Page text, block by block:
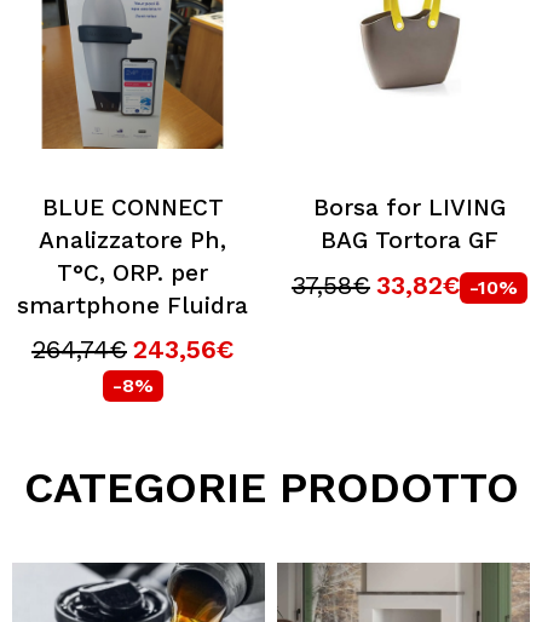
BLUE CONNECT
Analizzatore Ph,
T°C, ORP. per
smartphone Fluidra
264,74€ 243,56€
-8%
Borsa for LIVING
BAG Tortora GF
37,58€ 33,82€ -10%
CATEGORIE PRODOTTO